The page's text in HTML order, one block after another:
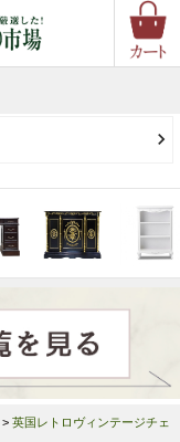
> 英国レトロヴィンテージチェ